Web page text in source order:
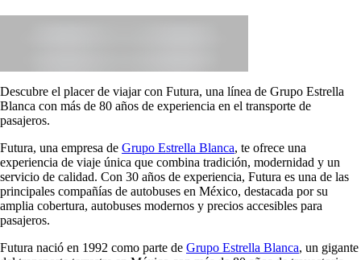
Descubre el placer de viajar con Futura, una línea de Grupo Estrella
Blanca con más de 80 años de experiencia en el transporte de
pasajeros.
Futura, una empresa de Grupo Estrella Blanca, te ofrece una
experiencia de viaje única que combina tradición, modernidad y un
servicio de calidad. Con 30 años de experiencia, Futura es una de las
principales compañías de autobuses en México, destacada por su
amplia cobertura, autobuses modernos y precios accesibles para
pasajeros.
Futura nació en 1992 como parte de Grupo Estrella Blanca, un gigante